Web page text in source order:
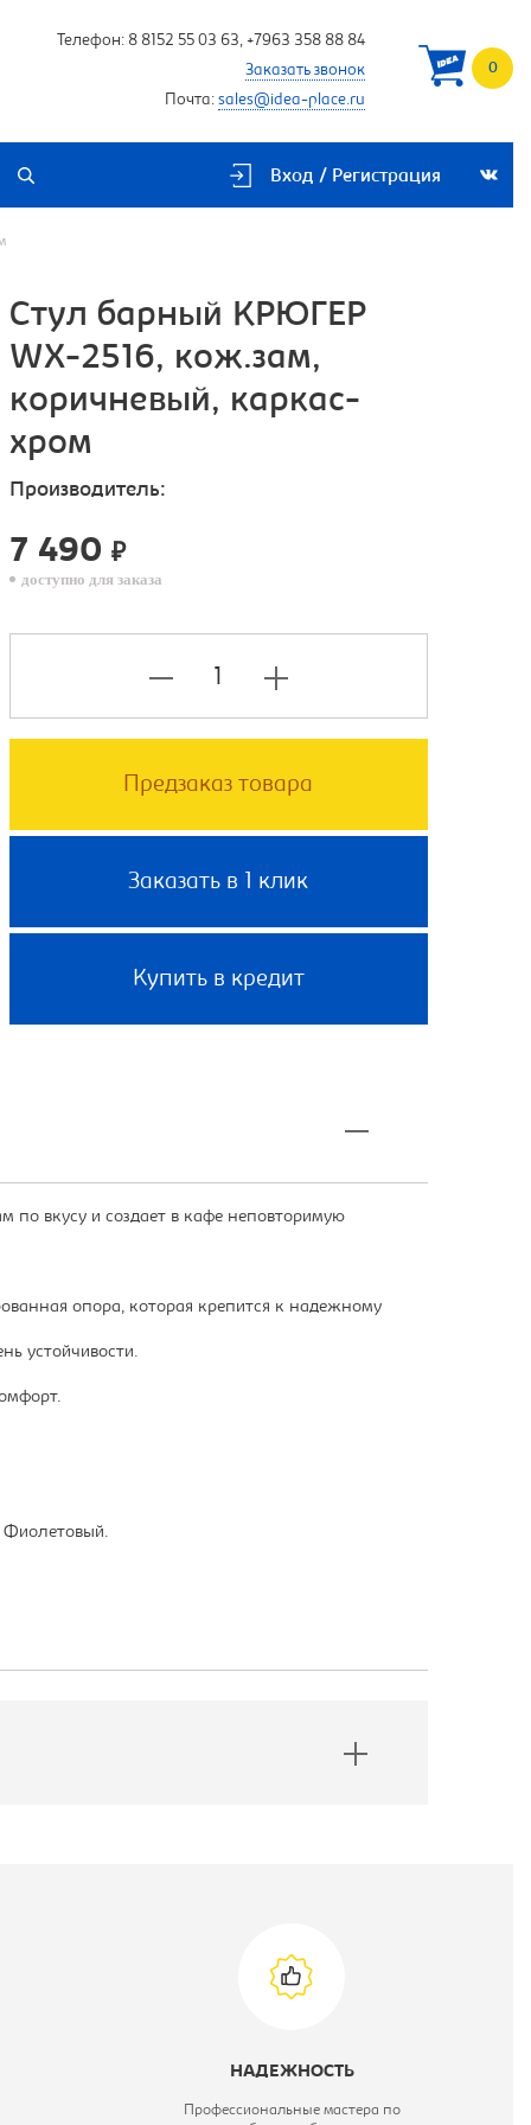
Телефон: 8 8152 55 03 63, +7963 358 88 84
Заказать звонок
Почта: sales@idea-place.ru
0
Вход / Регистрация
Стул барный КРЮГЕР
WX-2516, кож.зам,
коричневый, каркас-
хром
Производитель:
7 490 ₽
доступно для заказа
Предзаказ товара
Заказать в 1 клик
Купить в кредит
по вкусу и создает в кафе неповторимую
опора, которая крепится к надежному
устойчивости.
НАДЕЖНОСТЬ
Профессиональные мастера по